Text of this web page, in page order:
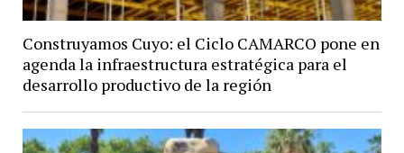
Construyamos Cuyo: el Ciclo CAMARCO pone en
agenda la infraestructura estratégica para el
desarrollo productivo de la región